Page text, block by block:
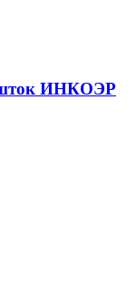
шток ИНКОЭР